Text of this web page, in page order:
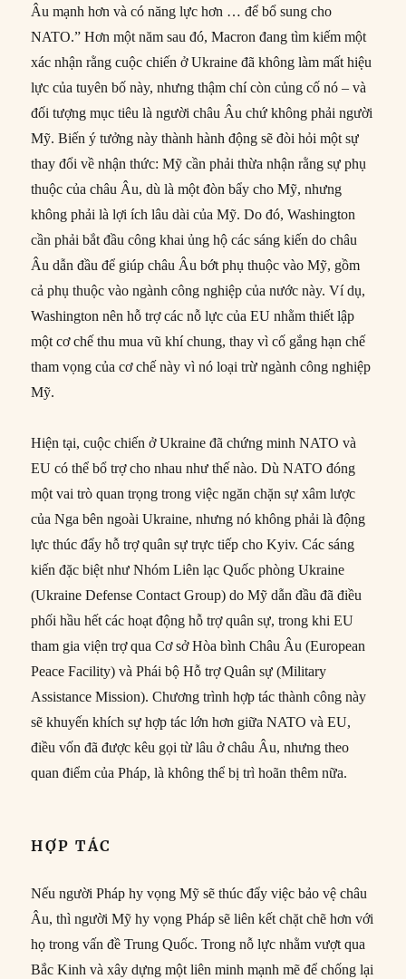
Âu mạnh hơn và có năng lực hơn … để bổ sung cho
NATO.” Hơn một năm sau đó, Macron đang tìm kiếm một
xác nhận rằng cuộc chiến ở Ukraine đã không làm mất hiệu
lực của tuyên bố này, nhưng thậm chí còn củng cố nó – và
đối tượng mục tiêu là người châu Âu chứ không phải người
Mỹ. Biến ý tưởng này thành hành động sẽ đòi hỏi một sự
thay đổi về nhận thức: Mỹ cần phải thừa nhận rằng sự phụ
thuộc của châu Âu, dù là một đòn bẩy cho Mỹ, nhưng
không phải là lợi ích lâu dài của Mỹ. Do đó, Washington
cần phải bắt đầu công khai ủng hộ các sáng kiến do châu
Âu dẫn đầu để giúp châu Âu bớt phụ thuộc vào Mỹ, gồm
cả phụ thuộc vào ngành công nghiệp của nước này. Ví dụ,
Washington nên hỗ trợ các nỗ lực của EU nhằm thiết lập
một cơ chế thu mua vũ khí chung, thay vì cố gắng hạn chế
tham vọng của cơ chế này vì nó loại trừ ngành công nghiệp
Mỹ.
Hiện tại, cuộc chiến ở Ukraine đã chứng minh NATO và
EU có thể bổ trợ cho nhau như thế nào. Dù NATO đóng
một vai trò quan trọng trong việc ngăn chặn sự xâm lược
của Nga bên ngoài Ukraine, nhưng nó không phải là động
lực thúc đẩy hỗ trợ quân sự trực tiếp cho Kyiv. Các sáng
kiến đặc biệt như Nhóm Liên lạc Quốc phòng Ukraine
(Ukraine Defense Contact Group) do Mỹ dẫn đầu đã điều
phối hầu hết các hoạt động hỗ trợ quân sự, trong khi EU
tham gia viện trợ qua Cơ sở Hòa bình Châu Âu (European
Peace Facility) và Phái bộ Hỗ trợ Quân sự (Military
Assistance Mission). Chương trình hợp tác thành công này
sẽ khuyến khích sự hợp tác lớn hơn giữa NATO và EU,
điều vốn đã được kêu gọi từ lâu ở châu Âu, nhưng theo
quan điểm của Pháp, là không thể bị trì hoãn thêm nữa.
HỢP TÁC
Nếu người Pháp hy vọng Mỹ sẽ thúc đẩy việc bảo vệ châu
Âu, thì người Mỹ hy vọng Pháp sẽ liên kết chặt chẽ hơn với
họ trong vấn đề Trung Quốc. Trong nỗ lực nhằm vượt qua
Bắc Kinh và xây dựng một liên minh mạnh mẽ để chống lại